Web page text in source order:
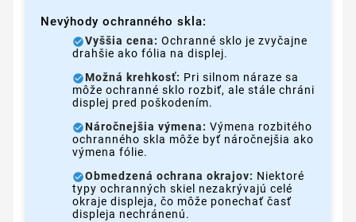
Nevýhody ochranného skla:
Vyššia cena: Ochranné sklo je zvyčajne
drahšie ako fólia na displej.
Možná krehkosť: Pri silnom náraze sa
môže ochranné sklo rozbiť, ale stále chráni
displej pred poškodením.
Náročnejšia výmena: Výmena rozbitého
ochranného skla môže byť náročnejšia ako
výmena fólie.
Obmedzená ochrana okrajov: Niektoré
typy ochranných skiel nezakrývajú celé
okraje displeja, čo môže ponechať časť
displeja nechránenú.